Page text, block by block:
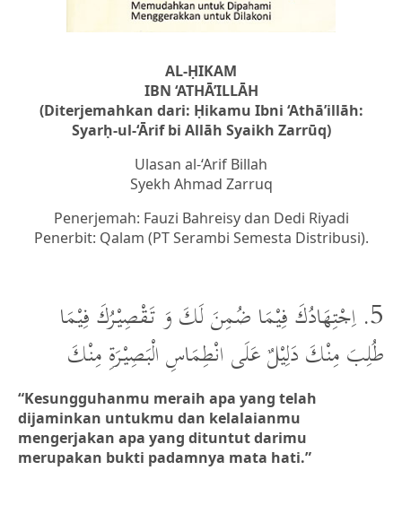
AL-ḤIKAM
IBN ‘ATHĀ’ILLĀH
(Diterjemahkan dari: Ḥikamu Ibni ‘Athā’illāh:
Syarḥ-ul-‘Ārif bi Allāh Syaikh Zarrūq)
Ulasan al-‘Arif Billah
Syekh Ahmad Zarruq
Penerjemah: Fauzi Bahreisy dan Dedi Riyadi
Penerbit: Qalam (PT Serambi Semesta Distribusi).
5. اِجْتِهَادُكَ فِيْمَا ضُمِنَ لَكَ وَ تَقْصِيْرُكَ فِيْمَا
طُلِبَ مِنْكَ دَلِيْلٌ عَلَى انْطِمَاسِ الْبَصِيْرَةِ مِنْكَ
“Kesungguhanmu meraih apa yang telah
dijaminkan untukmu dan kelalaianmu
mengerjakan apa yang dituntut darimu
merupakan bukti padamnya mata hati.”